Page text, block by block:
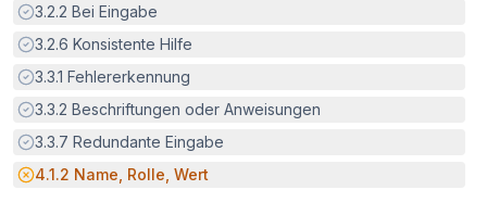
Erfüllt:
3.2.2 Bei Eingabe
Erfüllt:
3.2.6 Konsistente Hilfe
Erfüllt:
3.3.1 Fehlererkennung
Erfüllt:
3.3.2 Beschriftungen oder Anweisungen
Erfüllt:
3.3.7 Redundante Eingabe
Potenzielle Barriere:
4.1.2 Name, Rolle, Wert